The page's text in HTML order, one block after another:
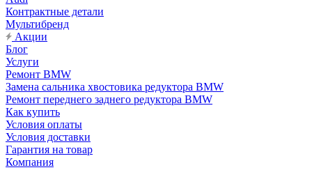
Контрактные детали
Мультибренд
Акции
Блог
Услуги
Ремонт BMW
Замена сальника хвостовика редуктора BMW
Ремонт переднего заднего редуктора BMW
Как купить
Условия оплаты
Условия доставки
Гарантия на товар
Компания